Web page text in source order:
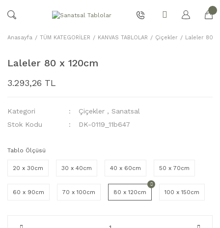
Anasayfa TÜM KATEGORİLER KANVAS TABLOLAR Çiçekler Laleler 80 x
Laleler 80 x 120cm
3.293,26 TL
Kategori Çiçekler ,Sanatsal
Stok Kodu
DK-0119_11b647
Tablo Ölçüsü
20 x 30cm 30 x 40cm 40 x 60cm 50 x 70cm
60 x 90cm 70 x 100cm 80 x 120cm 100 x 150cm